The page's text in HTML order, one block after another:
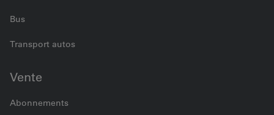
Bus
Transport autos
Vente
Abonnements